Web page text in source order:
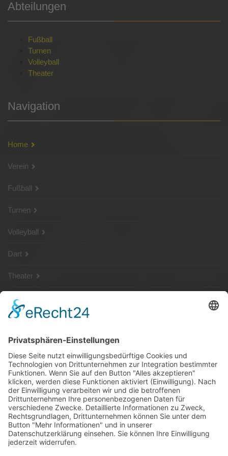
Abteilungen
Fußball
Turnen
Volleyball
Theater
Navigation
Home
Verein
Fußball
Turnen
Volleyball
Dart
Theater
SG Shop
Sponsoren
Kontakt
Social Media
Rechtliches